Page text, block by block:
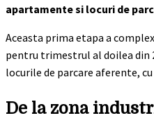
apartamente si locuri de
Aceasta prima etapa a
pentru trimestrul al doilea din
locurile de parcare aferente,
De la zona